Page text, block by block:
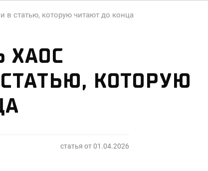
в статью, которую читают до конца
ХАОС
КОТОРУЮ
статья от01.04.2026